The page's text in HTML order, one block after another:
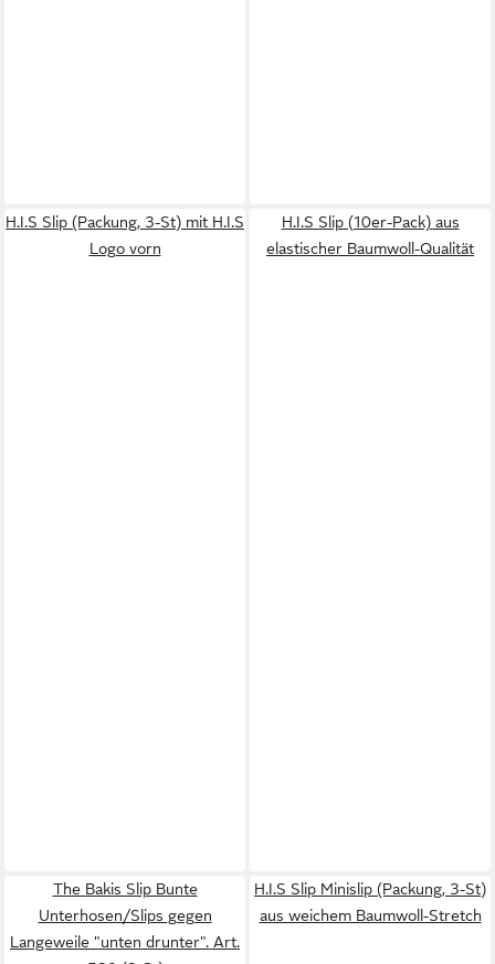
H.I.S Slip (Packung, 3-St) mit H.I.S
Logo vorn
H.I.S Slip (10er-Pack) aus
elastischer Baumwoll-Qualität
The Bakis Slip Bunte
Unterhosen/Slips gegen
Langeweile "unten drunter". Art.
H.I.S Slip Minislip (Packung, 3-St)
aus weichem Baumwoll-Stretch